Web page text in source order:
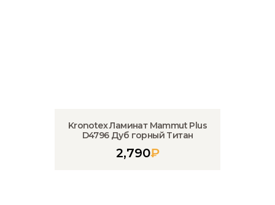
Kronotex Ламинат Mammut Plus
D4796 Дуб горный Титан
2,790₽